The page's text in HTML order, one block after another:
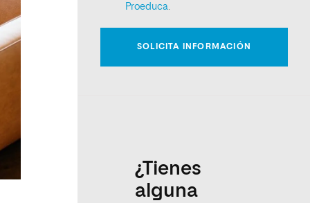
¿Tienes
alguna